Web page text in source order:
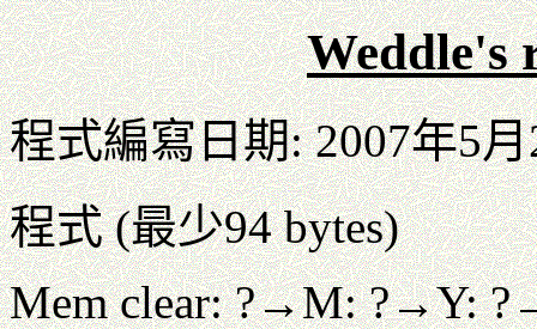
Weddle's
程式編寫日期: 2007年5
程式 (最少94 bytes)
Mem clear: ?→M: ?→Y: